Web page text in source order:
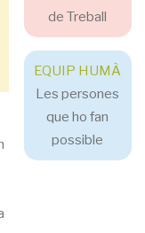
de Treball
EQUIP HUMÀ
Les persones
que ho fan
possible